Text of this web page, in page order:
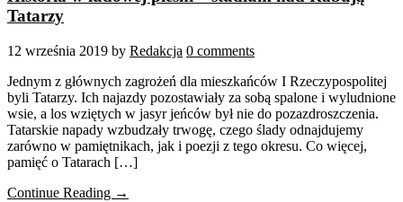
Tatarzy
12 września 2019 by Redakcja 0 comments
Jednym z głównych zagrożeń dla mieszkańców I Rzeczypospolitej
byli Tatarzy. Ich najazdy pozostawiały za sobą spalone i wyludnione
wsie, a los wziętych w jasyr jeńców był nie do pozazdroszczenia.
Tatarskie napady wzbudzały trwogę, czego ślady odnajdujemy
zarówno w pamiętnikach, jak i poezji z tego okresu. Co więcej,
pamięć o Tatarach […]
Continue Reading →